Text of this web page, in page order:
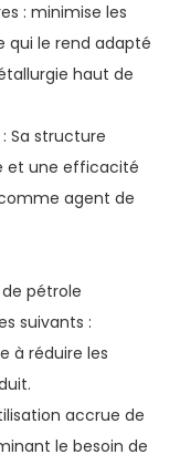
: minimise les
qui le rend adapté
haut de
Sa structure
et une efficacité
agent de
pétrole
suivants :
à réduire les
accrue de
le besoin de